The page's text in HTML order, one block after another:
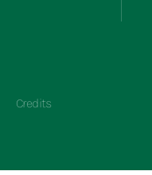
Credits